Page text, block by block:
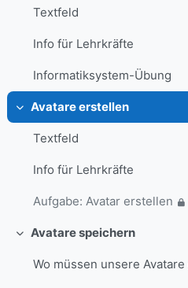
Textfeld
Info für Lehrkräfte
Informatiksystem-Übung
Свернуть
Avatare erstellen
Textfeld
Info für Lehrkräfte
Aufgabe: Avatar erstellen
Свернуть
Avatare speichern